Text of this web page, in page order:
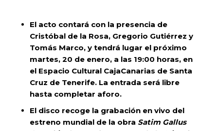
El acto contará con la presencia de
Cristóbal de la Rosa, Gregorio Gutiérrez y
Tomás Marco, y tendrá lugar el próximo
martes, 20 de enero, a las 19:00 horas, en
el Espacio Cultural CajaCanarias de Santa
Cruz de Tenerife. La entrada será libre
hasta completar aforo.
El disco recoge la grabación en vivo del
estreno mundial de la obra Satim Gallus